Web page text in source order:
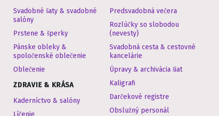
Svadobné šaty & svadobné
salóny
Prstene & šperky
Pánske obleky &
spoločenské oblečenie
Oblečenie
ZDRAVIE & KRÁSA
Kaderníctvo & salóny
Líčenie
Predsvadobná večera
Rozlúčky so slobodou
(nevesty)
Svadobná cesta & cestovné
kancelárie
Úpravy & archivácia šiat
Kaligrafi
Darčekové registre
Obslužný personál